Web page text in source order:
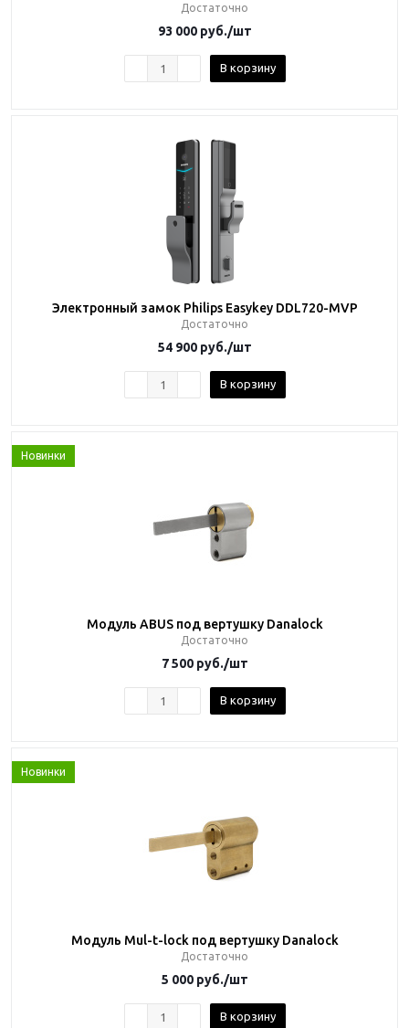
Достаточно
93 000 руб./шт
В корзину
Электронный замок Philips Easykey DDL720-MVP
Достаточно
54 900 руб./шт
В корзину
Новинки
Модуль ABUS под вертушку Danalock
Достаточно
7 500 руб./шт
В корзину
Новинки
Модуль Mul-t-lock под вертушку Danalock
Достаточно
5 000 руб./шт
В корзину